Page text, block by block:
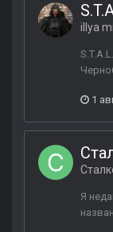
illya
1
Я